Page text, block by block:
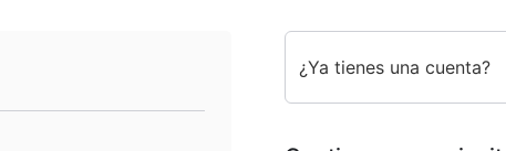
¿Ya tienes una cuenta?